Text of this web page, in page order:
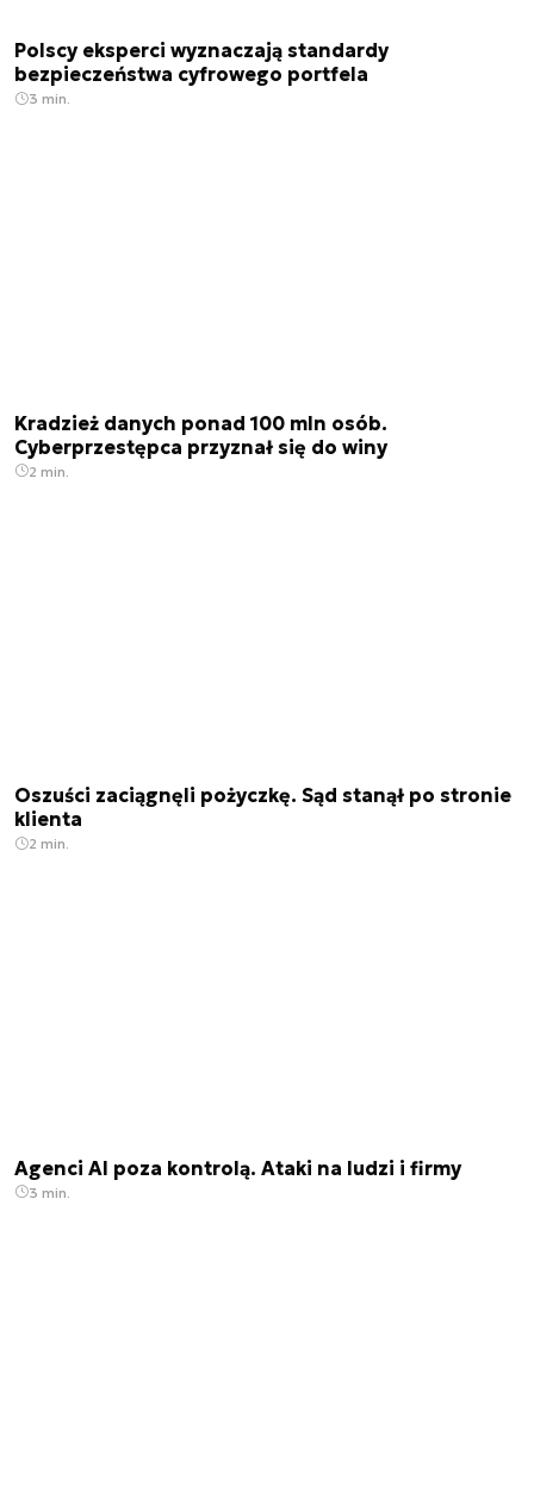
Polscy eksperci wyznaczają standardy
bezpieczeństwa cyfrowego portfela
3 min.
Kradzież danych ponad 100 mln osób.
Cyberprzestępca przyznał się do winy
2 min.
Oszuści zaciągnęli pożyczkę. Sąd stanął po stronie
klienta
2 min.
Agenci AI poza kontrolą. Ataki na ludzi i firmy
3 min.